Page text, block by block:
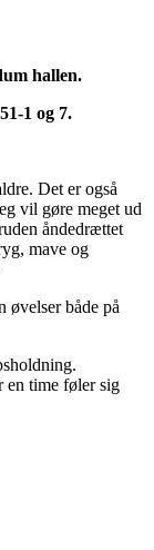
hallen.
1 og 7.
Det er også
vil gøre meget ud
åndedrættet
mave og
øvelser både på
en time føler sig